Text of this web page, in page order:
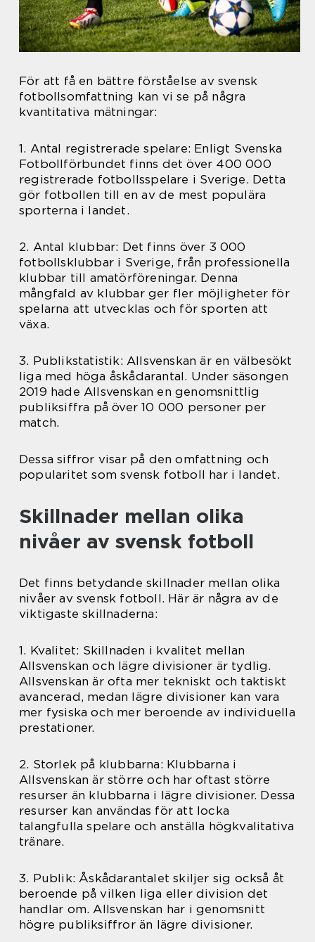
För att få en bättre förståelse av svensk
fotbollsomfattning kan vi se på några
kvantitativa mätningar:
1. Antal registrerade spelare: Enligt Svenska
Fotbollförbundet finns det över 400 000
registrerade fotbollsspelare i Sverige. Detta
gör fotbollen till en av de mest populära
sporterna i landet.
2. Antal klubbar: Det finns över 3 000
fotbollsklubbar i Sverige, från professionella
klubbar till amatörföreningar. Denna
mångfald av klubbar ger fler möjligheter för
spelarna att utvecklas och för sporten att
växa.
3. Publikstatistik: Allsvenskan är en välbesökt
liga med höga åskådarantal. Under säsongen
2019 hade Allsvenskan en genomsnittlig
publiksiffra på över 10 000 personer per
match.
Dessa siffror visar på den omfattning och
popularitet som svensk fotboll har i landet.
Skillnader mellan olika
nivåer av svensk fotboll
Det finns betydande skillnader mellan olika
nivåer av svensk fotboll. Här är några av de
viktigaste skillnaderna:
1. Kvalitet: Skillnaden i kvalitet mellan
Allsvenskan och lägre divisioner är tydlig.
Allsvenskan är ofta mer tekniskt och taktiskt
avancerad, medan lägre divisioner kan vara
mer fysiska och mer beroende av individuella
prestationer.
2. Storlek på klubbarna: Klubbarna i
Allsvenskan är större och har oftast större
resurser än klubbarna i lägre divisioner. Dessa
resurser kan användas för att locka
talangfulla spelare och anställa högkvalitativa
tränare.
3. Publik: Åskådarantalet skiljer sig också åt
beroende på vilken liga eller division det
handlar om. Allsvenskan har i genomsnitt
högre publiksiffror än lägre divisioner.